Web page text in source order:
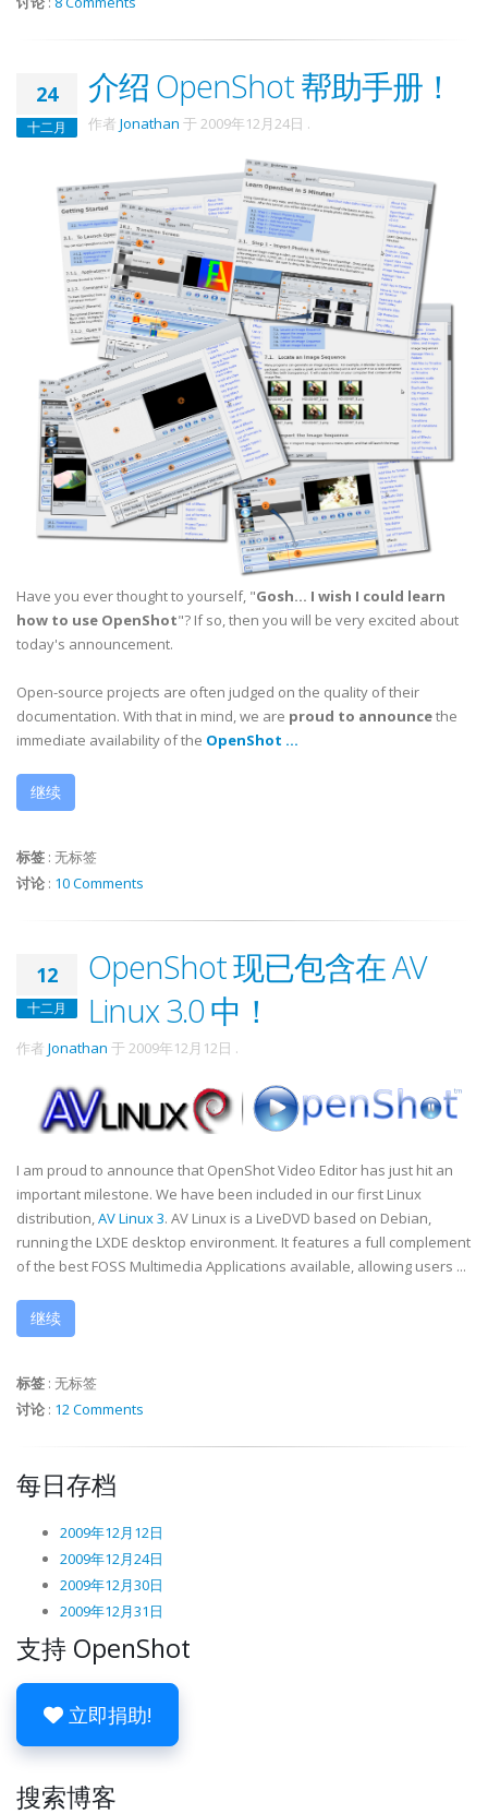
24
十二月
介绍 OpenShot 帮助手册！
作者 Jonathan 于 2009年12月24日 .
Have you ever thought to yourself, "Gosh... I wish I could learn
how to use OpenShot"? If so, then you will be very excited about
today's announcement.
Open-source projects are often judged on the quality of their
documentation. With that in mind, we are proud to announcethe
immediate availability of the OpenShot ...
继续
标签 : 无标签
讨论 : 10 Comments
12
十二月
OpenShot 现已包含在 AV
Linux 3.0 中！
作者 Jonathan 于 2009年12月12日 .
I am proud to announce that OpenShot Video Editor has just hit an
important milestone. We have been included in our first Linux
distribution,AV Linux 3. AV Linux is a LiveDVD based on Debian,
running the LXDE desktop environment. It features a full complement
of the best FOSS Multimedia Applications available, allowing users ...
继续
标签 : 无标签
讨论 : 12 Comments
每日存档
2009年12月12日
2009年12月24日
2009年12月30日
2009年12月31日
支持 OpenShot
立即捐助!
搜索博客